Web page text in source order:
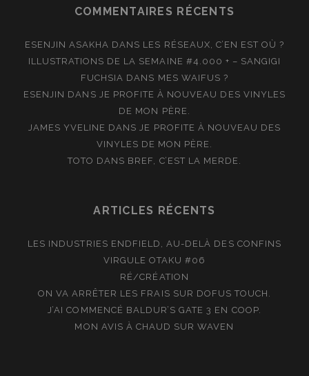
COMMENTAIRES RÉCENTS
ESENJIN ASAKHA DANS LES RÉSEAUX, C’EN EST OÙ ?
ILLUSTRATIONS DE LA SEMAINE #4.000 + – SANGIGI
FUCHSIA DANS MES WAIFUS ?
ESENJIN DANS JE PROFITE À NOUVEAU DES VINYLES
DE MON PÈRE.
JAMES YVELINE DANSJE PROFITE À NOUVEAU DES
VINYLES DE MON PÈRE.
TOTO DANS BREF, C’EST LA MERDE.
ARTICLES RÉCENTS
LES INDUSTRIES ENDFIELD, AU-DELÀ DES CONFINS
VIRGULE OTAKU #06
RÉ/CRÉATION
ON VA ARRÊTER LES FRAIS SUR DOFUS TOUCH.
J’AI COMMENCÉ BALDUR’S GATE 3 EN COOP.
MON AVIS À CHAUD SUR WAVEN